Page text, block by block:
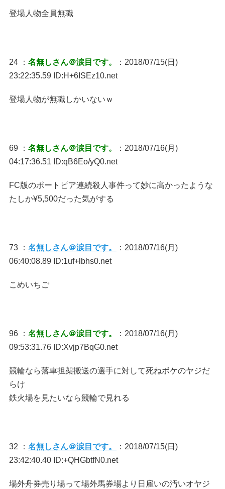
登場人物全員無職
24 ： 名無しさん＠涙目です。
：2018/07/15(日)
23:22:35.59 ID:H+6ISEz10.net
登場人物が無職しかいないｗ
69 ： 名無しさん＠涙目です。
：2018/07/16(月)
04:17:36.51 ID:qB6Eo/yQ0.net
FC版のポートピア連続殺人事件って妙に高かったような
たしか¥5,500だった気がする
73 ： 名無しさん＠涙目です。
：2018/07/16(月)
06:40:08.89 ID:1uf+lbhs0.net
こめいちご
96 ： 名無しさん＠涙目です。
：2018/07/16(月)
09:53:31.76 ID:Xvjp7BqG0.net
競輪なら落車担架搬送の選手に対して死ねボケのヤジだ
らけ
鉄火場を見たいなら競輪で見れる
32 ： 名無しさん＠涙目です。
：2018/07/15(日)
23:42:40.40 ID:+QHGbtfN0.net
場外舟券売り場って場外馬券場より日雇いの汚いオヤジ